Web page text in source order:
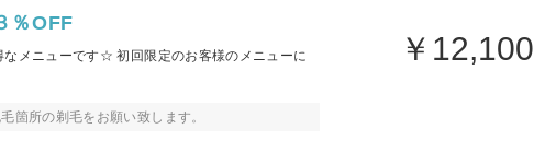
％OFF
メニューです☆ 初回限定のお客様のメニューに
箇所の剃毛をお願い致します。
￥12,100